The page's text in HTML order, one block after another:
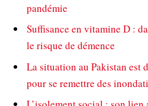
pandémie
Suffisance en vitamine D :
le risque de démence
La situation au Pakistan est
pour se remettre des